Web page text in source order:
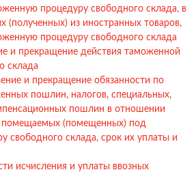
процедуру свободного склада, в
(полученных) из иностранных товаров,
процедуру свободного склада
и прекращение действия таможенной
склада
и прекращение обязанности по
пошлин, налогов, специальных,
пошлин в отношении
помещаемых (помещенных) под
свободного склада, срок их уплаты и
исчисления и уплаты ввозных